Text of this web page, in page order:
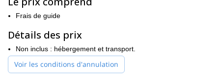
les marmottes, les lièvres et l'aigle royal. Enfin, le dernier jour du
programme, nous ferons une ascension difficile jusqu'au sommet
du Grand Paradis. En bas de la page, vous trouverez un itinéraire
détaillé des activités de chaque jour.
Bien que les compétences techniques ne soient pas obligatoires
pour ce programme, il est important d'avoir un
et quelquesexpérience dans l'utilisation des crampons
sûr, je serai là pour vous aider et vous guider en cours de route.
Frais de guide
Détails des prix
Non inclus : hébergement et transport.
Voir les conditions d'annulation